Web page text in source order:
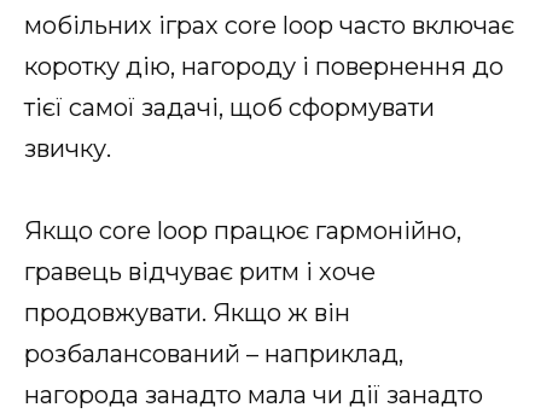
мобільних іграх core loop часто включає
коротку дію, нагороду і повернення до
тієї самої задачі, щоб сформувати
звичку.
Якщо core loop працює гармонійно,
гравець відчуває ритм і хоче
продовжувати. Якщо ж він
розбалансований – наприклад,
нагорода занадто мала чи дії занадто